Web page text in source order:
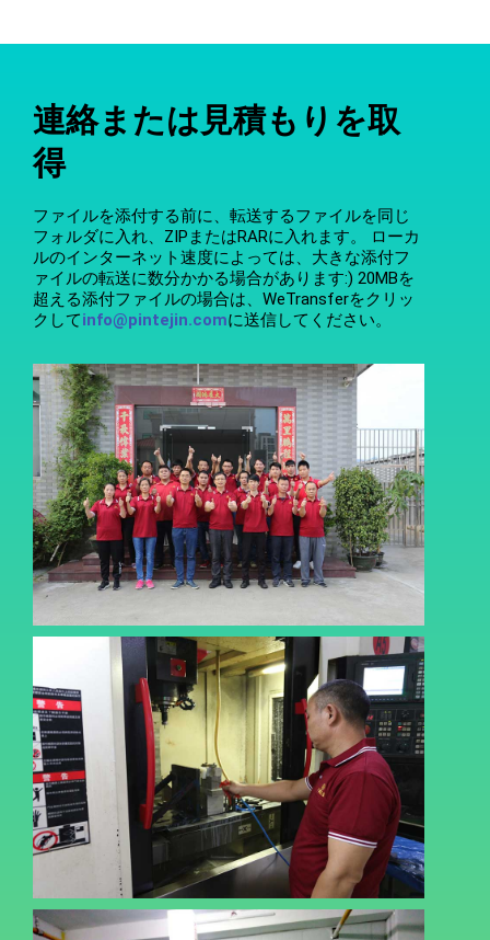
連絡または見積もりを取
得
ファイルを添付する前に、転送するファイルを同じ
フォルダに入れ、ZIPまたはRARに入れます。 ローカ
ルのインターネット速度によっては、大きな添付フ
ァイルの転送に数分かかる場合があります:) 20MBを
超える添付ファイルの場合は、WeTransferをクリッ
クしてinfo@pintejin.comに送信してください。